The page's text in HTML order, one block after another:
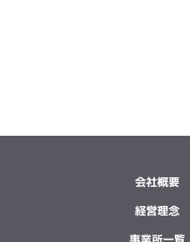
会社概要
経営理念
事業所一覧